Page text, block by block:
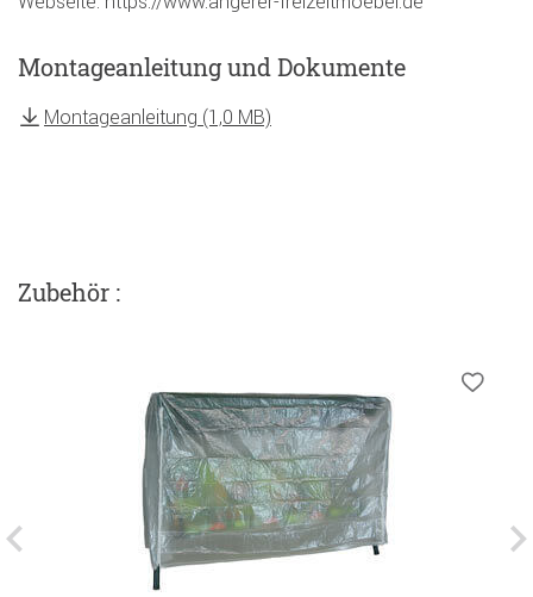
Montageanleitung und Dokumente
Montageanleitung (1,0 MB)
Zubehör :